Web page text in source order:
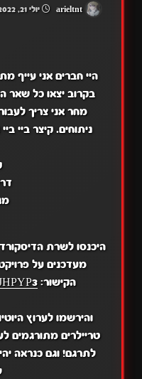
יולי 21, 2022
היי חברים אני עייף
בקרוב יצאו כל שאר
ניתוחים. קיצר ביי
היכנסו לשרת
מעדכנים על
הקישור:
והירשמו לערוץ
טריילרים מתורגמים
לתרגם! וגם כנראה